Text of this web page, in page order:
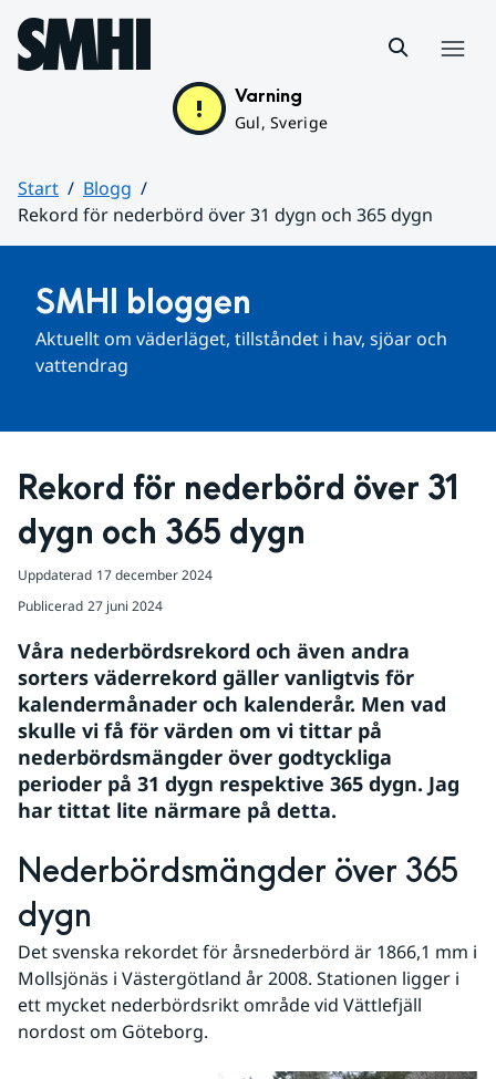
Hoppa till sidans innehåll
Varning
Gul, Sverige
Start
Blogg
Rekord för nederbörd över 31 dygn och 365 dygn
SMHI bloggen
Aktuellt om väderläget, tillståndet i hav, sjöar och
vattendrag
Rekord för nederbörd över 31
dygn och 365 dygn
Uppdaterad 17 december 2024
Publicerad 27 juni 2024
Våra nederbördsrekord och även andra
sorters väderrekord gäller vanligtvis för
kalendermånader och kalenderår. Men vad
skulle vi få för värden om vi tittar på
nederbördsmängder över godtyckliga
perioder på 31 dygn respektive 365 dygn. Jag
har tittat lite närmare på detta.
Nederbördsmängder över 365
dygn
Det svenska rekordet för årsnederbörd är 1866,1 mm i
Mollsjönäs i Västergötland år 2008. Stationen ligger i
ett mycket nederbördsrikt område vid Vättlefjäll
nordost om Göteborg.